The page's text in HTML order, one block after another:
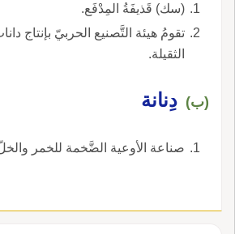
(سك) قَذيفَةُ المِدْفَع.
تقومُ هيئة التَّصنيع الحربيّ بإنتاج
الثقيلة.
(ب) دِنانة
صناعة الأوعية الضَّخمة للخمر